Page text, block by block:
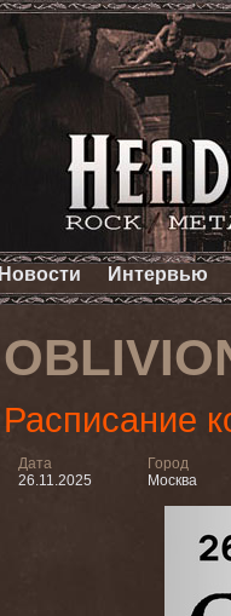
Новости Интервью
Расписание
Дата
26.11.2025
Город
Москва